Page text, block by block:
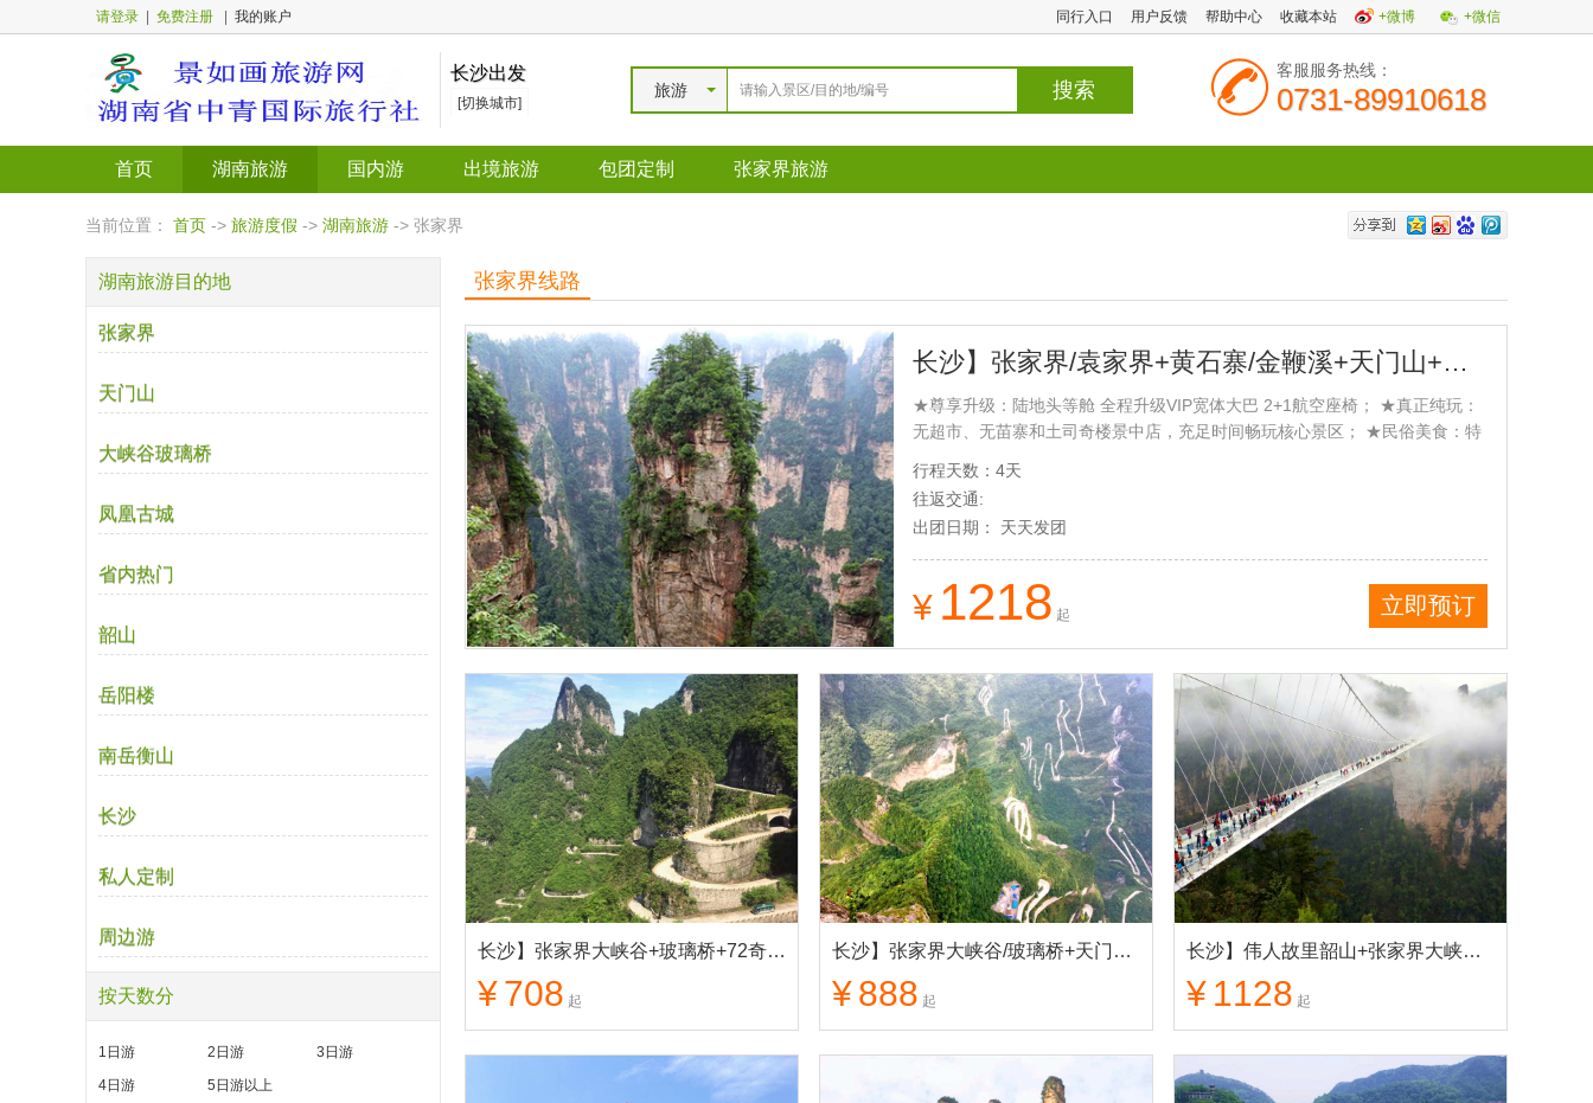
请登录 免费注册 我的账户 同行入口 用户反馈 帮助中心 收藏本站 +微博 +微信
长沙出发
[切换城市]
旅游
客服服务热线：
0731-89910618
首页 湖南旅游 国内游 出境旅游 包团定制 张家界旅游
当前位置： 首页 -> 旅游度假 -> 湖南旅游 -> 张家界
湖南旅游目的地
张家界
天门山
大峡谷玻璃桥
凤凰古城
省内热门
韶山
岳阳楼
南岳衡山
长沙
私人定制
周边游
按天数分
1日游 2日游
3日游
4日游
5日游以上
张家界线路
长沙】张家界/袁家界+黄石寨/金鞭溪+天门山+凤凰古城 纯玩4日游
★尊享升级：陆地头等舱 全程升级VIP宽体大巴 2+1航空座椅； ★真正纯玩：
无超市、无苗寨和土司奇楼景中店，充足时间畅玩核心景区； ★民俗美食：特
含； ★景点速览： 1、张家界国家森林公园：百龙天梯、袁家界、天子山、天
子山索道、黄石寨、金鞭溪； 2、臻享版含魅力湘西演出； 3、天门山：世界
超长观光索道、玻璃栈道、天
行程天数：4天
往返交通:
出团日期： 天天发团
立即预订
¥ 1218 起
长沙】张家界大峡谷+玻璃桥+72奇楼+天门山景区 2日游
¥708 起
长沙】张家界大峡谷/玻璃桥+天门山+72奇楼+凤凰古城 3日游
¥888 起
长沙】伟人故里韶山+张家界大峡谷/玻璃桥+天门山+凤凰古城 品质4日游
¥ 1128 起